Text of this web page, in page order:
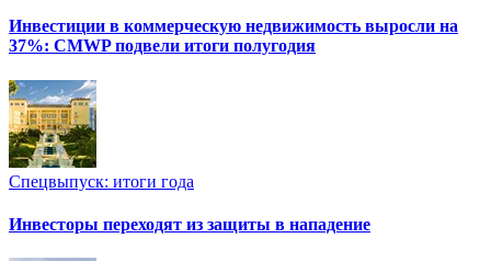
Инвестиции в коммерческую недвижимость выросли на
37%: CMWP подвели итоги полугодия
Спецвыпуск: итоги года
Инвесторы переходят из защиты в нападение